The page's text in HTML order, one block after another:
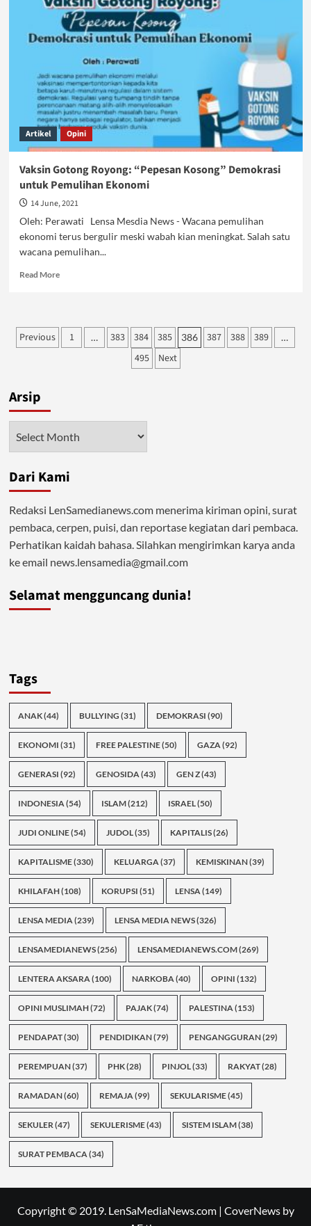
19
Menggila
Salah
Siapa?
Artikel Opini
Vaksin Gotong Royong: “Pepesan Kosong” Demokrasi
untuk Pemulihan Ekonomi
14 June, 2021
Oleh: Perawati Lensa Mesdia News - Wacana pemulihan
ekonomi terus bergulir meski wabah kian meningkat. Salah satu
wacana pemulihan...
Read MoreRead
Gotong
Royong:
Posts
Previous 1 … 383 384 385 386 387 388 389 …
495 Next
Arsip
Dari Kami
Redaksi LenSamedianews.com menerima kiriman opini, surat
pembaca, cerpen, puisi, dan reportase kegiatan dari pembaca.
Perhatikan kaidah bahasa. Silahkan mengirimkan karya anda
ke email news.lensamedia@gmail.com
Selamat mengguncang dunia!
Tags
ANAK(44) BULLYING (31) DEMOKRASI (90)
EKONOMI (31) FREE PALESTINE(50) GAZA(92)
GENERASI (92) GENOSIDA(43) GEN Z(43)
INDONESIA(54) ISLAM(212) ISRAEL(50)
JUDI ONLINE(54) JUDOL(35) KAPITALIS(26)
KAPITALISME(330) KELUARGA(37) KEMISKINAN(39)
KHILAFAH(108) KORUPSI (51) LENSA(149)
LENSA MEDIA(239) LENSA MEDIA NEWS(326)
LENSAMEDIANEWS(256) LENSAMEDIANEWS.COM(269)
LENTERA AKSARA(100) NARKOBA(40) OPINI (132)
OPINI MUSLIMAH(72) PAJAK(74) PALESTINA(153)
PENDAPAT(30) PENDIDIKAN(79) PENGANGGURAN(29)
PEREMPUAN(37) PHK(28) PINJOL(33) RAKYAT(28)
RAMADAN(60) REMAJA(99) SEKULARISME(45)
SEKULER(47) SEKULERISME(43) SISTEM ISLAM(38)
SURAT PEMBACA(34)
Copyright © 2019. LenSaMediaNews.com | CoverNewsby